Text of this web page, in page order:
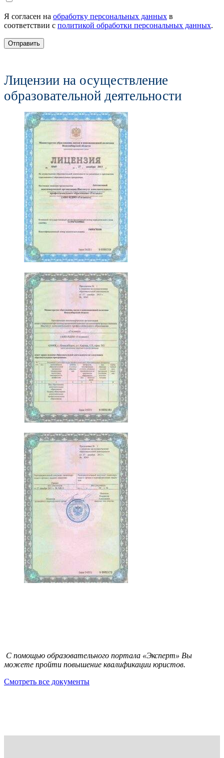
Я согласен на обработку персональных данных в
соответствии с политикой обработки персональных данных.
Отправить
Лицензии на осуществление
образовательной деятельности
С помощью образовательного портала «Эксперт» Вы
можете пройти повышение квалификации юристов.
Смотреть все документы